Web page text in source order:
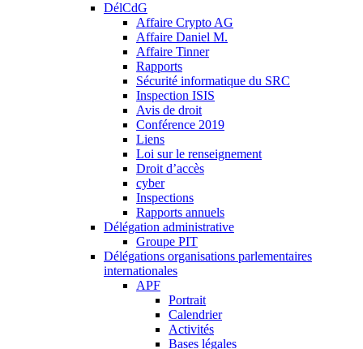
DélCdG
Affaire Crypto AG
Affaire Daniel M.
Affaire Tinner
Rapports
Sécurité informatique du SRC
Inspection ISIS
Avis de droit
Conférence 2019
Liens
Loi sur le renseignement
Droit d’accès
cyber
Inspections
Rapports annuels
Délégation administrative
Groupe PIT
Délégations organisations parlementaires
internationales
APF
Portrait
Calendrier
Activités
Bases légales